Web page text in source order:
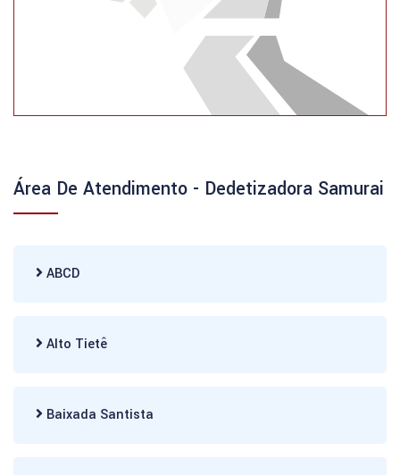
Área De Atendimento - Dedetizadora Samurai
ABCD
Alto Tietê
Baixada Santista